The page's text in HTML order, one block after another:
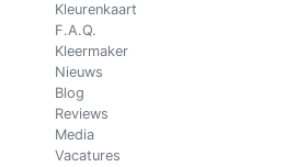
Kleurenkaart
F.A.Q.
Kleermaker
Nieuws
Blog
Reviews
Media
Vacatures